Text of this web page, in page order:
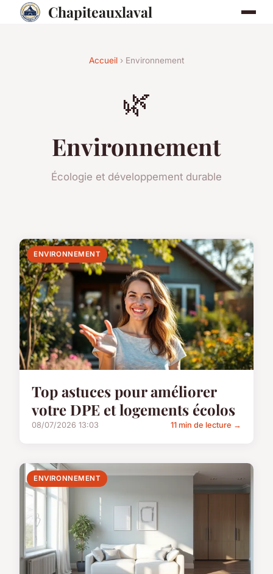
Chapiteauxlaval
Accueil › Environnement
🌿
Environnement
Écologie et développement durable
ENVIRONNEMENT
Top astuces pour améliorer
votre DPE et logements écolos
08/07/2026 13:03 11 min de lecture →
ENVIRONNEMENT